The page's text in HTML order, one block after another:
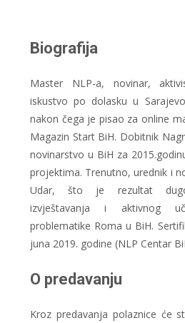
Biografija
Master NLP-a, novinar,
iskustvo po dolasku u
nakon čega je pisao za online
Magazin Start BiH. Dobitnik
novinarstvo u BiH za
projektima. Trenutno, urednik i
Udar, što je rezultat
izvještavanja i aktivnog
problematike Roma u BiH.
juna 2019. godine (NLP Centar
O predavanju
Kroz predavanja polaznice će